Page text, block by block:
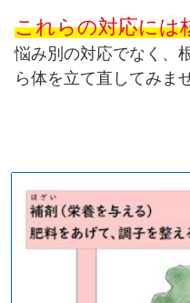
これらの対応には
悩み別の対応でなく、
ら体を立て直してみま